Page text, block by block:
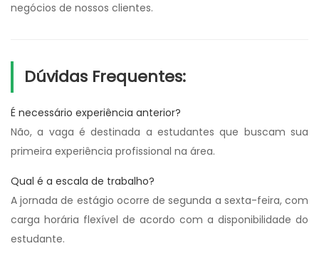
negócios de nossos clientes.
Dúvidas Frequentes:
É necessário experiência anterior?
Não, a vaga é destinada a estudantes que buscam sua
primeira experiência profissional na área.
Qual é a escala de trabalho?
A jornada de estágio ocorre de segunda a sexta-feira, com
carga horária flexível de acordo com a disponibilidade do
estudante.